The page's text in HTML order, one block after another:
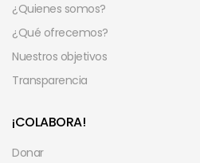
¿Quienes somos?
¿Qué ofrecemos?
Nuestros objetivos
Transparencia
¡COLABORA!
Donar